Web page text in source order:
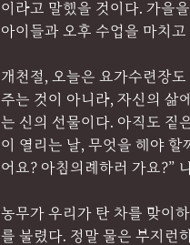
이라고 말했을 것이다. 가을
아이들과 오후 수업을 마치
개천절, 오늘은 요가수련장
주는 것이 아니라, 자신의 삶
는 신의 선물이다. 아직도 짙
이 열리는 날, 무엇을 해야 할
어요? 아침의례하러 가요?”
농무가 우리가 탄 차를 맞이
를 불렸다. 정말 물은 부지런